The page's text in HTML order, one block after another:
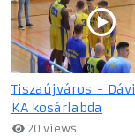
Tiszaújváros -
KA kosárlabda
20 views